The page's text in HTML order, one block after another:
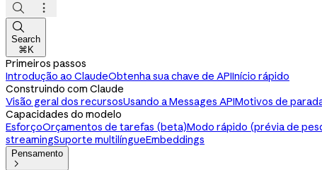



Search
⌘K
Primeiros passos
Introdução ao ClaudeObtenha sua chave de APIInício rápido
Construindo com Claude
Visão geral dos recursosUsando a Messages APIMotivos de
Capacidades do modelo
EsforçoOrçamentos de tarefas (beta)Modo rápido (prévia de
streamingSuporte multilíngueEmbeddings
Pensamento
